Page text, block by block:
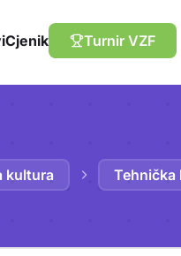
Cjenik Turnir VZF
kultura Tehnička